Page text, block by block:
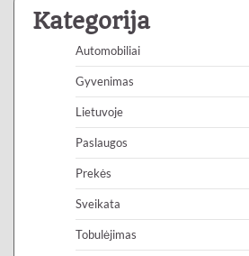
Kategorija
Automobiliai
Gyvenimas
Lietuvoje
Paslaugos
Prekės
Sveikata
Tobulėjimas